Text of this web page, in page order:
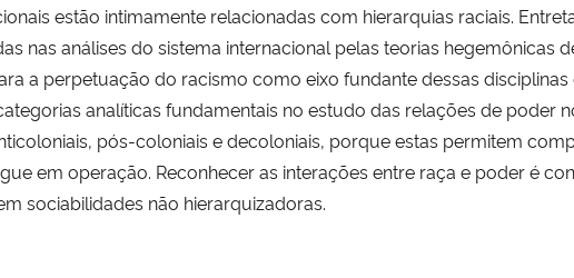
estão intimamente relacionadas com hierarquias raciais.
nas análises do sistema internacional pelas teorias hegemônicas
a perpetuação do racismo como eixo fundante dessas disciplinas
analíticas fundamentais no estudo das relações de poder
pós-coloniais e decoloniais, porque estas permitem
em operação. Reconhecer as interações entre raça e poder é
sociabilidades não hierarquizadoras.